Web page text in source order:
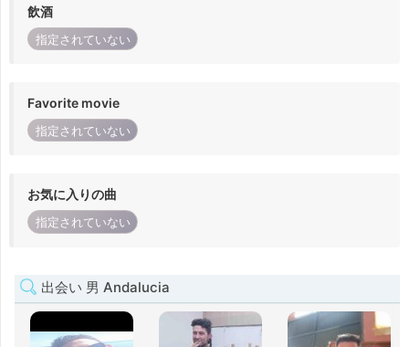
飲酒
指定されていない
Favorite movie
指定されていない
お気に入りの曲
指定されていない
出会い 男 Andalucia